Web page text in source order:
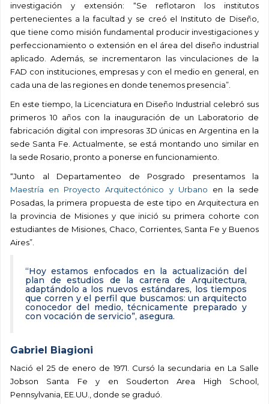
investigación y extensión: “Se reflotaron los institutos
pertenecientes a la facultad y se creó el Instituto de Diseño,
que tiene como misión fundamental producir investigaciones y
perfeccionamiento o extensión en el área del diseño industrial
aplicado. Además, se incrementaron las vinculaciones de la
FAD con instituciones, empresas y con el medio en general, en
cada una de las regiones en donde tenemos presencia”.
En este tiempo, la Licenciatura en Diseño Industrial celebró sus
primeros 10 años con la inauguración de un Laboratorio de
fabricación digital con impresoras 3D únicas en Argentina en la
sede Santa Fe. Actualmente, se está montando uno similar en
la sede Rosario, pronto a ponerse en funcionamiento.
“Junto al Departamenteo de Posgrado presentamos la
Maestría en Proyecto Arquitectónico y Urbano en la sede
Posadas, la primera propuesta de este tipo en Arquitectura en
la provincia de Misiones y que inició su primera cohorte con
estudiantes de Misiones, Chaco, Corrientes, Santa Fe y Buenos
Aires”.
“Hoy estamos enfocados en la actualización del
plan de estudios de la carrera de Arquitectura,
adaptándolo a los nuevos estándares, los tiempos
que corren y el perfil que buscamos: un arquitecto
conocedor del medio, técnicamente preparado y
con vocación de servicio”, asegura.
Gabriel Biagioni
Nació el 25 de enero de 1971. Cursó la secundaria en La Salle
Jobson Santa Fe y en Souderton Area High School,
Pennsylvania, EE.UU., donde se graduó.